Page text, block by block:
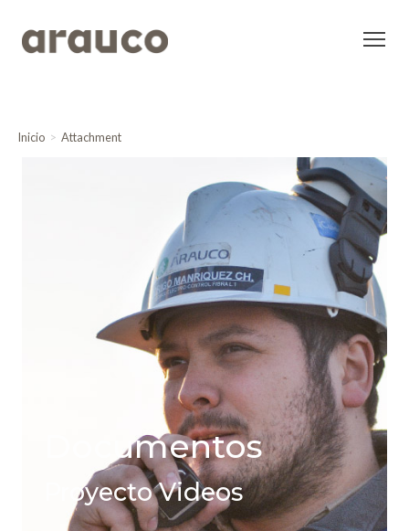
Inicio Attachment
Documentos
Proyecto Videos